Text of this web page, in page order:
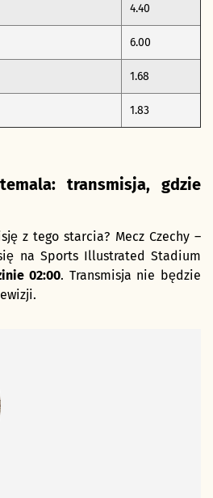
4.40
6.00
1.68
1.83
transmisja, gdzie
z tego starcia? Mecz Czechy –
na Sports Illustrated Stadium
02:00. Transmisja nie będzie